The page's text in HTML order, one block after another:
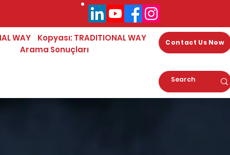
WAY
Kopyası: TRADITIONAL WAY
Arama Sonuçları
Contact Us Now